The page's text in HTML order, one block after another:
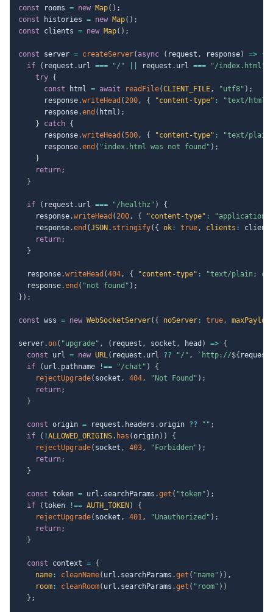
const rooms = new Map( ) ;
const histories = new Map( ) ;
const clients = new Map( ) ;
const server = createServer( async ( request , response) => {
if
( request . url === "/" request . url === "/index.html"
try {
const html = await readFile(CLIENT_FILE, "utf8" ) ;
      response
.writeHead ( 200, { "content-type" :
"text/html;
      response
.end ( html ) ;
}
catch {
      response
.writeHead (500, { "content-type" :
"text/
      response
.end ( "index.html was not found" ) ;
}
return;
}
if ( request . url === "/healthz" )
{
    response
.writeHead ( 200, { "content-type" :
"application/
    response
.end (JSON . stringify( { ok : true, clients :
return;
}
  response
.writeHead (404, { "content-type" :
"text/plain;
  response
.end ( "not found" ) ;
} ) ;
const wss = new WebSocketServer( { noServer : true,
server.on( "upgrade" , ( request , socket , head ) => {
const url = new URL( request . url ?? "/" , ` http://${ request
if
( url . pathname !== "/chat" )
{
rejectUpgrade( socket , 404, "Not Found" ) ;
return;
}
const origin = request . headers .origin ?? "" ;
if
( !ALLOWED_ORIGINS. has (origin) )
{
rejectUpgrade( socket , 403, "Forbidden" ) ;
return;
}
const token = url . searchParams .get ( "token" ) ;
if
(token !== AUTH_TOKEN )
{
rejectUpgrade( socket , 401, "Unauthorized" ) ;
return;
}
const context = {
name : cleanName( url . searchParams .get ( "name" ) ) ,
room : cleanRoom( url . searchParams .get ( "room" ) )
} ;